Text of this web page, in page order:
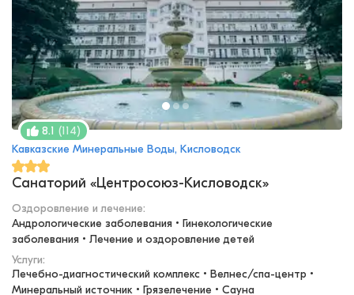
8.1 (114)
Кавказские Минеральные Воды, Кисловодск
Санаторий «Центросоюз-Кисловодск»
Оздоровление и лечение:
Андрологические заболевания • Гинекологические
заболевания • Лечение и оздоровление детей
Услуги:
Лечебно-диагностический комплекс • Велнес/спа-центр •
Минеральный источник • Грязелечение • Сауна